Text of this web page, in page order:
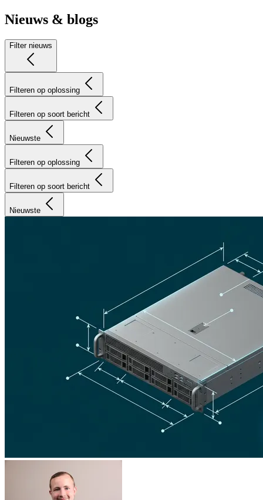
Nieuws & blogs
Filter nieuws
Filteren op oplossing
Filteren op soort bericht
Nieuwste
Filteren op oplossing
Filteren op soort bericht
Nieuwste